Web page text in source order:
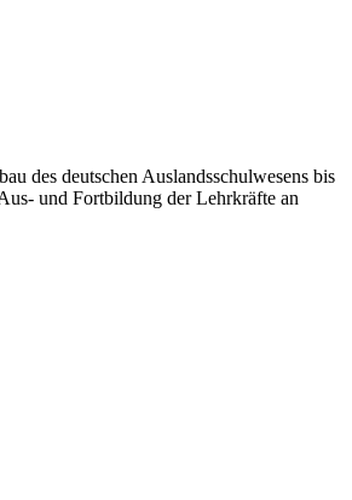
des deutschen Auslandsschulwesens bis
und Fortbildung der Lehrkräfte an